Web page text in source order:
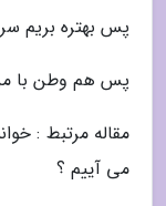
پس بهتره بریم
پس هم وطن با
مقاله مرتبط :
می آییم ؟